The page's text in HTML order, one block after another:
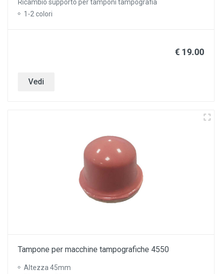
Ricambio supporto per tamponi tampografia
1-2 colori
€ 19.00
Vedi
Tampone per macchine tampografiche 4550
Altezza 45mm